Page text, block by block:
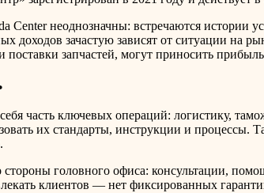
неоднозначны: встречаются истории
доходов зачастую зависят от ситуации на
поставки запчастей, могут приносить
часть ключевых операций: логистику,
их стандарты, инструкции и процессы.
головного офиса: консультации,
клиентов — нет фиксированных